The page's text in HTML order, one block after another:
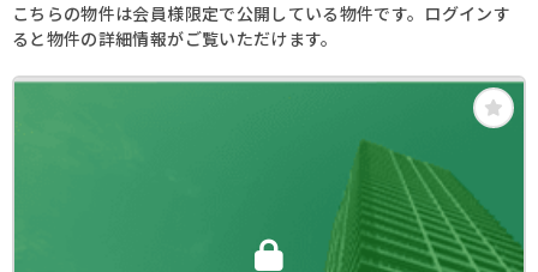
こちらの物件は会員様限定で公開している物件です。ログインす
ると物件の詳細情報がご覧いただけます。